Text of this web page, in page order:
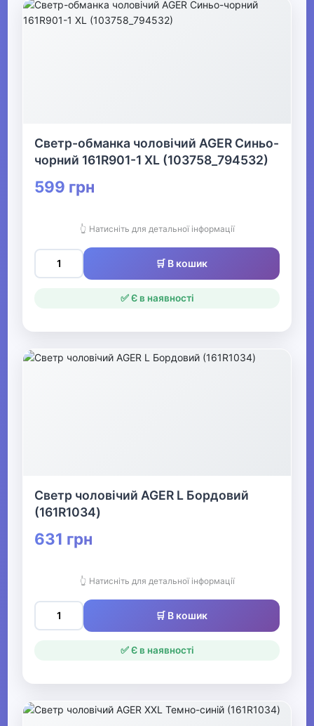
Светр-обманка чоловічий AGER Синьо-
чорний 161R901-1 XL (103758_794532)
599 грн
👆 Натисніть для детальної інформації
🛒 В кошик
✅ Є в наявності
Светр чоловічий AGER L Бордовий
(161R1034)
631 грн
👆 Натисніть для детальної інформації
🛒 В кошик
✅ Є в наявності